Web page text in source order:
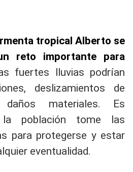
tropical Alberto se
reto importante para
fuertes lluvias podrían
deslizamientos de
materiales. Es
población tome las
para protegerse y estar
eventualidad.